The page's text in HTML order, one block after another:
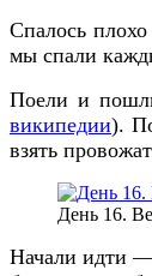
Спалось
мы спали
Поели и
википедии).
взять
День 16.
Начали идти —